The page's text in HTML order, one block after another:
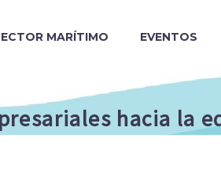
MARÍTIMO EVENTOS
hacia la